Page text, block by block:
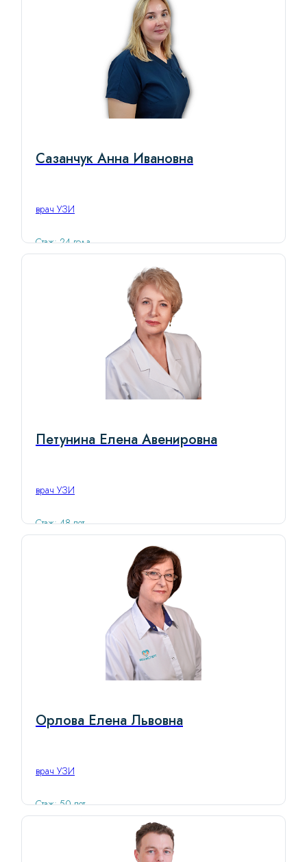
Сазанчук Анна Ивановна
врач УЗИ
Стаж: 24 года
Петунина Елена Авенировна
врач УЗИ
Стаж: 48 лет
Орлова Елена Львовна
врач УЗИ
Стаж: 50 лет